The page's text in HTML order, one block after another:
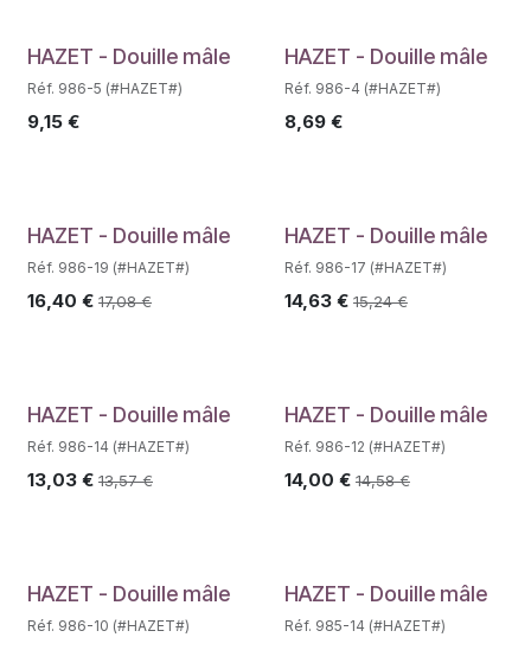
Déstockage
HAZET - Douille mâle
Réf. 986-5 (#HAZET#)
9,15 €
Déstockage
HAZET - Douille mâle
Réf. 986-4 (#HAZET#)
8,69€
HAZET - Douille mâle
Réf. 986-19 (#HAZET#)
16,40 € 17,08€
HAZET - Douille mâle
Réf. 986-17 (#HAZET#)
14,63€ 15,24€
HAZET - Douille mâle
Réf. 986-14 (#HAZET#)
13,03 € 13,57€
HAZET - Douille mâle
Réf. 986-12 (#HAZET#)
14,00 € 14,58€
HAZET - Douille mâle
Réf. 986-10 (#HAZET#)
HAZET - Douille mâle
Réf. 985-14 (#HAZET#)